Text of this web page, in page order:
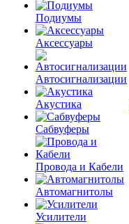
Подиумы
Аксессуары
Автосигнализации
Акустика
Сабвуферы
Провода и Кабели
Автомагнитолы
Усилители